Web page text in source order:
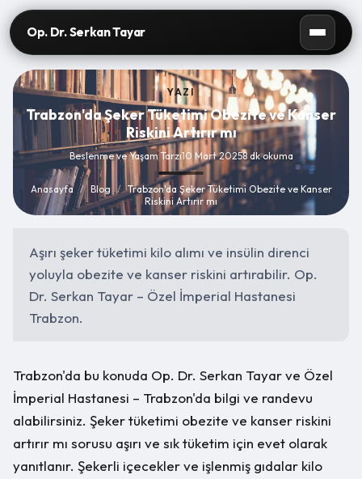
Op. Dr. Serkan Tayar
YAZI
Trabzon'da Şeker Tüketimi Obezite ve Kanser
Riskini Artırır mı
Beslenme ve Yaşam Tarzı10 Mart 20258 dk okuma
Anasayfa / Blog / Trabzon'da Şeker Tüketimi Obezite ve Kanser
Riskini Artırır mı
Aşırı şeker tüketimi kilo alımı ve insülin direnci
yoluyla obezite ve kanser riskini artırabilir. Op.
Dr. Serkan Tayar – Özel İmperial Hastanesi
Trabzon.
Trabzon'da bu konuda Op. Dr. Serkan Tayar ve Özel
İmperial Hastanesi – Trabzon'da bilgi ve randevu
alabilirsiniz. Şeker tüketimi obezite ve kanser riskini
artırır mı sorusu aşırı ve sık tüketim için evet olarak
yanıtlanır. Şekerli içecekler ve işlenmiş gıdalar kilo